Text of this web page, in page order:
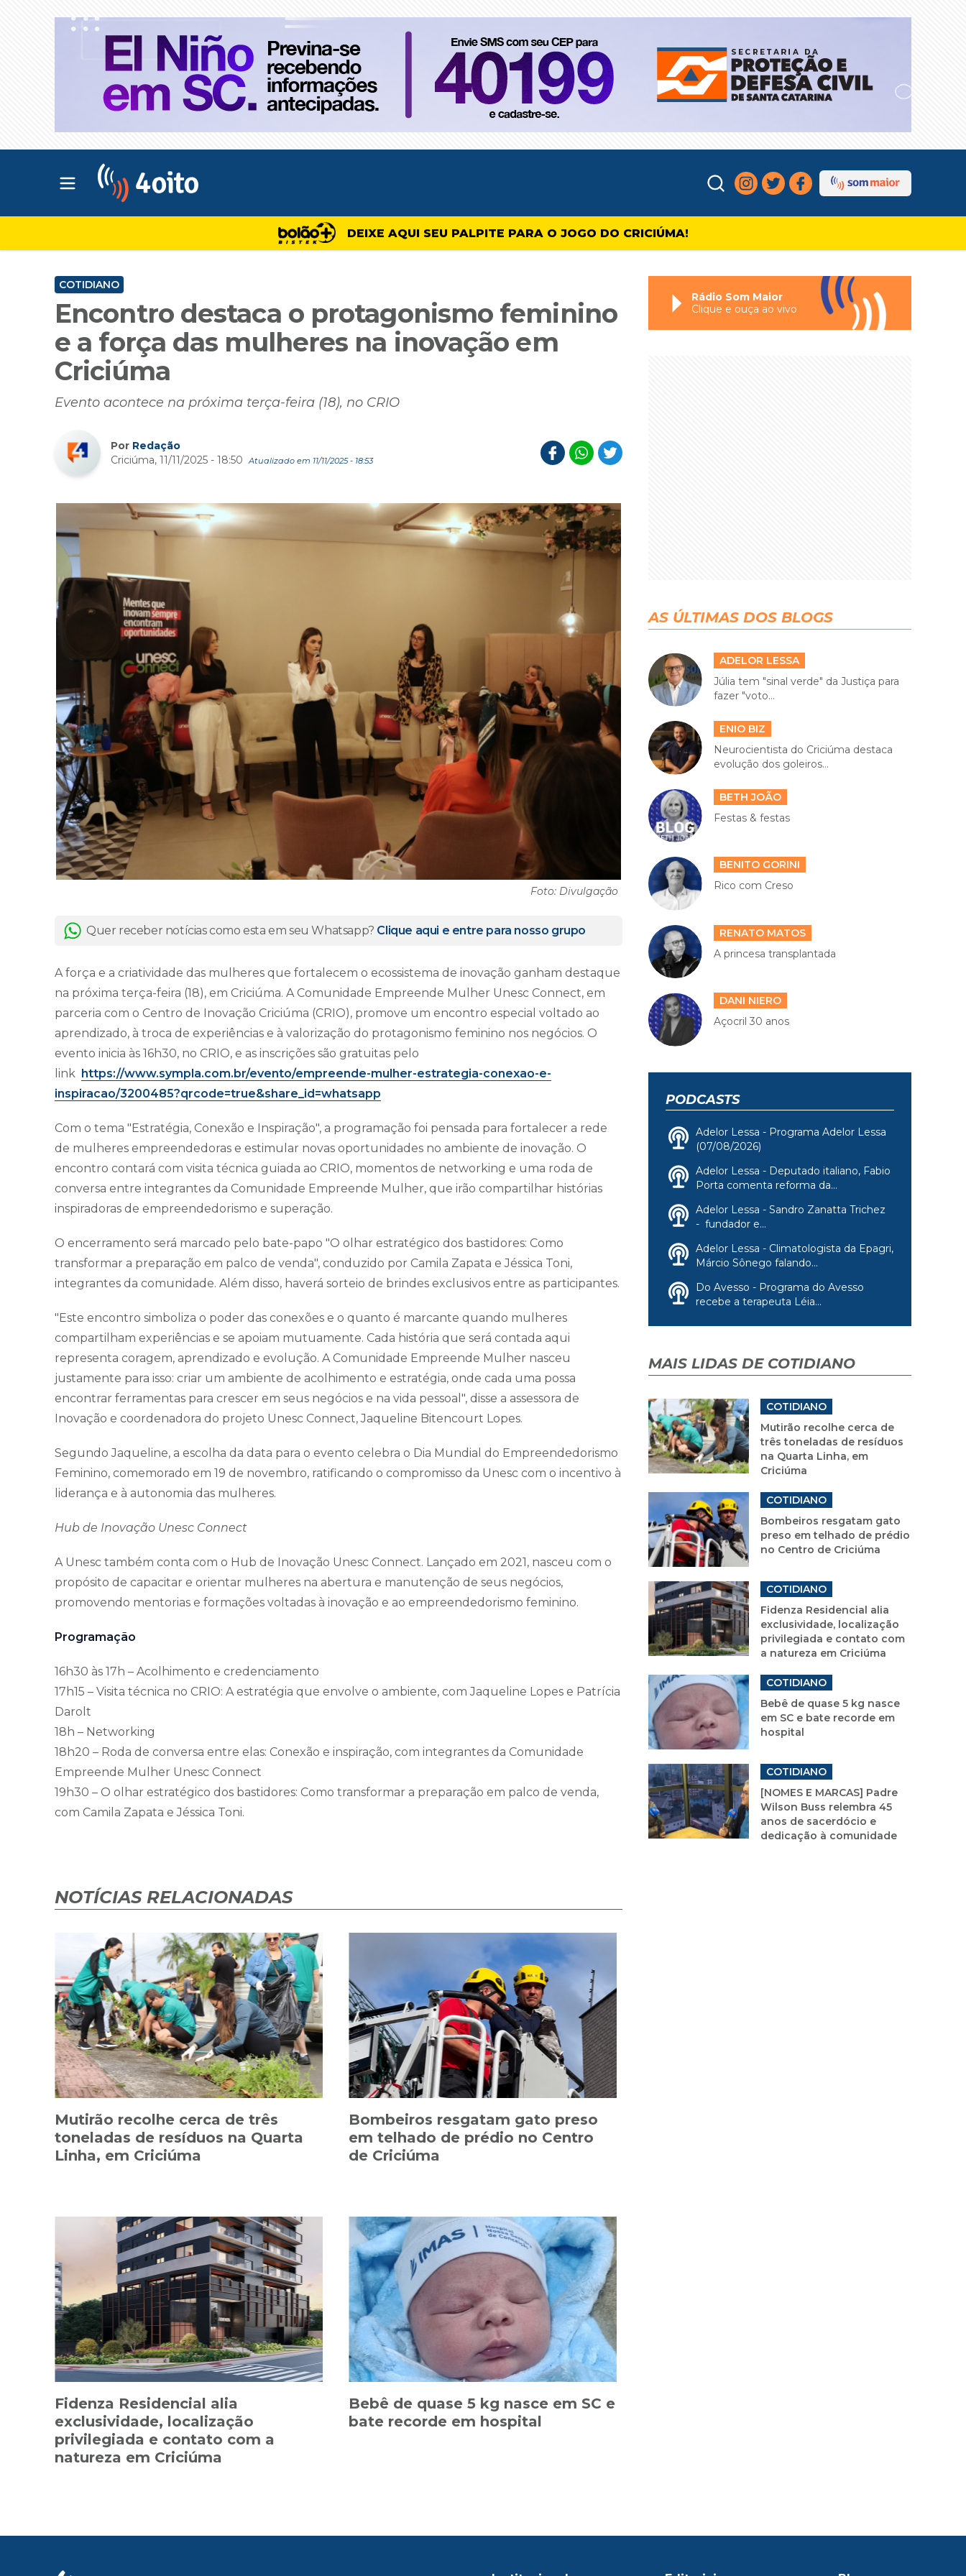
Abrir menu principal
DEIXE AQUI SEU PALPITE PARA O JOGO DO CRICIÚMA!
COTIDIANO
Encontro destaca o protagonismo feminino
e a força das mulheres na inovação em
Criciúma
Evento acontece na próxima terça-feira (18), no CRIO
Por Redação
Criciúma, 11/11/2025 - 18:50
Atualizado em 11/11/2025 - 18:53
Foto: Divulgação
Quer receber notícias como esta em seu Whatsapp? Clique aqui e entre para nosso grupo
A força e a criatividade das mulheres que fortalecem o ecossistema de inovação ganham destaque
na próxima terça-feira (18), em Criciúma. A Comunidade Empreende Mulher Unesc Connect, em
parceria com o Centro de Inovação Criciúma (CRIO), promove um encontro especial voltado ao
aprendizado, à troca de experiências e à valorização do protagonismo feminino nos negócios. O
evento inicia às 16h30, no CRIO, e as inscrições são gratuitas pelo
link https://www.sympla.com.br/evento/empreende-mulher-estrategia-conexao-e-
inspiracao/3200485?qrcode=true&share_id=whatsapp
Com o tema "Estratégia, Conexão e Inspiração", a programação foi pensada para fortalecer a rede
de mulheres empreendedoras e estimular novas oportunidades no ambiente de inovação. O
encontro contará com visita técnica guiada ao CRIO, momentos de networking e uma roda de
conversa entre integrantes da Comunidade Empreende Mulher, que irão compartilhar histórias
inspiradoras de empreendedorismo e superação.
O encerramento será marcado pelo bate-papo "O olhar estratégico dos bastidores: Como
transformar a preparação em palco de venda", conduzido por Camila Zapata e Jéssica Toni,
integrantes da comunidade. Além disso, haverá sorteio de brindes exclusivos entre as participantes.
"Este encontro simboliza o poder das conexões e o quanto é marcante quando mulheres
compartilham experiências e se apoiam mutuamente. Cada história que será contada aqui
representa coragem, aprendizado e evolução. A Comunidade Empreende Mulher nasceu
justamente para isso: criar um ambiente de acolhimento e estratégia, onde cada uma possa
encontrar ferramentas para crescer em seus negócios e na vida pessoal", disse a assessora de
Inovação e coordenadora do projeto Unesc Connect, Jaqueline Bitencourt Lopes.
Segundo Jaqueline, a escolha da data para o evento celebra o Dia Mundial do Empreendedorismo
Feminino, comemorado em 19 de novembro, ratificando o compromisso da Unesc com o incentivo à
liderança e à autonomia das mulheres.
Hub de Inovação Unesc Connect
A Unesc também conta com o Hub de Inovação Unesc Connect. Lançado em 2021, nasceu com o
propósito de capacitar e orientar mulheres na abertura e manutenção de seus negócios,
promovendo mentorias e formações voltadas à inovação e ao empreendedorismo feminino.
Programação
16h30 às 17h – Acolhimento e credenciamento
17h15 – Visita técnica no CRIO: A estratégia que envolve o ambiente, com Jaqueline Lopes e Patrícia
Darolt
18h – Networking
18h20 – Roda de conversa entre elas: Conexão e inspiração, com integrantes da Comunidade
Empreende Mulher Unesc Connect
19h30 – O olhar estratégico dos bastidores: Como transformar a preparação em palco de venda,
com Camila Zapata e Jéssica Toni.
NOTÍCIAS RELACIONADAS
Mutirão recolhe cerca de três
toneladas de resíduos na Quarta
Linha, em Criciúma
Bombeiros resgatam gato preso
em telhado de prédio no Centro
de Criciúma
Fidenza Residencial alia
exclusividade, localização
privilegiada e contato com a
natureza em Criciúma
Bebê de quase 5 kg nasce em SC e
bate recorde em hospital
Rádio Som Maior
Clique e ouça ao vivo
AS ÚLTIMAS DOS BLOGS
ADELOR LESSA
Júlia tem "sinal verde" da Justiça para
fazer "voto...
ENIO BIZ
Neurocientista do Criciúma destaca
evolução dos goleiros...
BETH JOÃO
Festas & festas
BENITO GORINI
Rico com Creso
RENATO MATOS
A princesa transplantada
DANI NIERO
Açocril 30 anos
PODCASTS
Adelor Lessa - Programa Adelor Lessa
(07/08/2026)
Adelor Lessa - Deputado italiano, Fabio
Porta comenta reforma da...
Adelor Lessa - Sandro Zanatta Trichez
- fundador e...
Adelor Lessa - Climatologista da Epagri,
Márcio Sônego falando...
Do Avesso - Programa do Avesso
recebe a terapeuta Léia...
MAIS LIDAS DE COTIDIANO
COTIDIANO
Mutirão recolhe cerca de
três toneladas de resíduos
na Quarta Linha, em
Criciúma
COTIDIANO
Bombeiros resgatam gato
preso em telhado de prédio
no Centro de Criciúma
COTIDIANO
Fidenza Residencial alia
exclusividade, localização
privilegiada e contato com
a natureza em Criciúma
COTIDIANO
Bebê de quase 5 kg nasce
em SC e bate recorde em
hospital
COTIDIANO
[NOMES E MARCAS] Padre
Wilson Buss relembra 45
anos de sacerdócio e
dedicação à comunidade